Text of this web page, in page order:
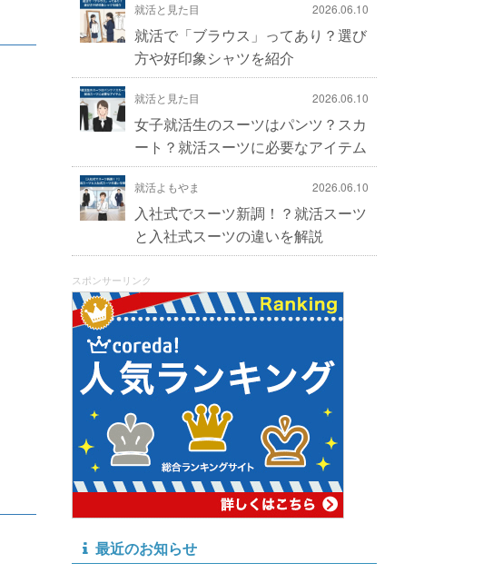
就活と見た目 2026.06.10
就活で「ブラウス」ってあり？選び
方や好印象シャツを紹介
就活と見た目 2026.06.10
女子就活生のスーツはパンツ？スカ
ート？就活スーツに必要なアイテム
就活よもやま 2026.06.10
入社式でスーツ新調！？就活スーツ
と入社式スーツの違いを解説
スポンサーリンク
最近のお知らせ